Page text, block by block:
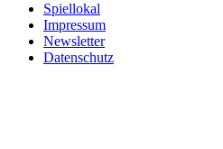
Spiellokal
Impressum
Newsletter
Datenschutz